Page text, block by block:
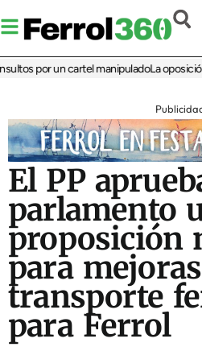
por un cartel manipuladoLa oposición
El PP
parlamento
proposición
para
transporte
para Ferrol